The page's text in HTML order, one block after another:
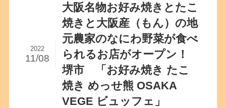
大阪名物お好み焼きとたこ
焼きと大阪産（もん）の地
元農家のなにわ野菜が食べ
られるお店がオープン！
堺市 「お好み焼き たこ
焼き めっせ熊 OSAKA
VEGE ビュッフェ」
2022
11/08